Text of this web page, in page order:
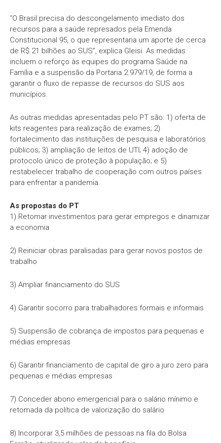
“O Brasil precisa do descongelamento imediato dos
recursos para a saúde represados pela Emenda
Constitucional 95, o que representaria um aporte de cerca
de R$ 21 bilhões ao SUS”, explica Gleisi. As medidas
incluem o reforço às equipes do programa Saúde na
Família e a suspensão da Portaria 2.979/19, de forma a
garantir o fluxo de repasse de recursos do SUS aos
municípios.
As outras medidas apresentadas pelo PT são: 1) oferta de
kits reagentes para realização de exames; 2)
fortalecimento das instituições de pesquisa e laboratórios
públicos; 3) ampliação de leitos de UTI; 4) adoção de
protocolo único de proteção à população; e 5)
restabelecer trabalho de cooperação com outros países
para enfrentar a pandemia.
As propostas do PT
1) Retomar investimentos para gerar empregos e dinamizar
a economia
2) Reiniciar obras paralisadas para gerar novos postos de
trabalho
3) Ampliar financiamento do SUS
4) Garantir socorro para trabalhadores formais e informais
5) Suspensão de cobrança de impostos para pequenas e
médias empresas
6) Garantir financiamento de capital de giro a juro zero para
pequenas e médias empresas
7) Conceder abono emergencial para o salário mínimo e
retomada da política de valorização do salário
8) Incorporar 3,5 milhões de pessoas na fila do Bolsa